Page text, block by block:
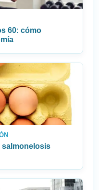
60: cómo
salmonelosis